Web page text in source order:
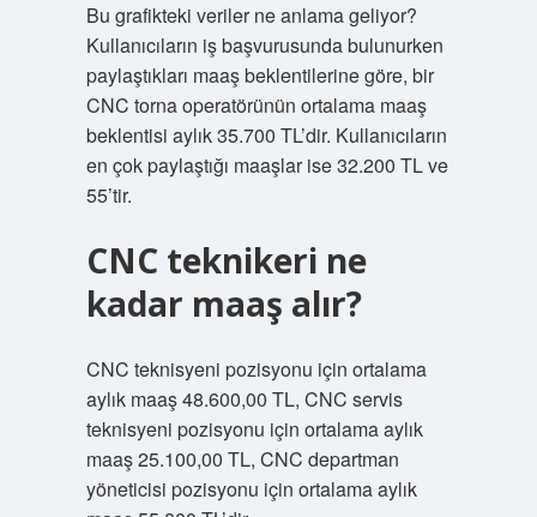
Bu grafikteki veriler ne anlama geliyor?
Kullanıcıların iş başvurusunda bulunurken
paylaştıkları maaş beklentilerine göre, bir
CNC torna operatörünün ortalama maaş
beklentisi aylık 35.700 TL’dir. Kullanıcıların
en çok paylaştığı maaşlar ise 32.200 TL ve
55’tir.
CNC teknikeri ne
kadar maaş alır?
CNC teknisyeni pozisyonu için ortalama
aylık maaş 48.600,00 TL, CNC servis
teknisyeni pozisyonu için ortalama aylık
maaş 25.100,00 TL, CNC departman
yöneticisi pozisyonu için ortalama aylık